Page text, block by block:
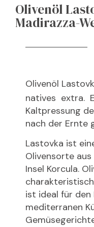
Olivenöl
Madirazza-
Olivenöl
natives extra.
Kaltpressung
nach der Ernte
Lastovka ist
Olivensorte
Insel Korcula.
ist ideal für den
mediterranen